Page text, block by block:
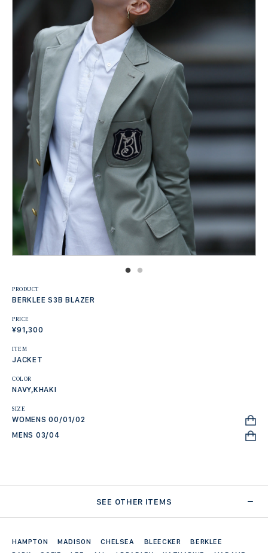
PRODUCT
BERKLEE S3B BLAZER
PRICE
¥91,300
ITEM
JACKET
COLOR
NAVY,KHAKI
SIZE
WOMENS 00/01/02
MENS 03/04
SEE OTHER ITEMS
HAMPTON MADISON CHELSEA BLEECKER
BERKLEE